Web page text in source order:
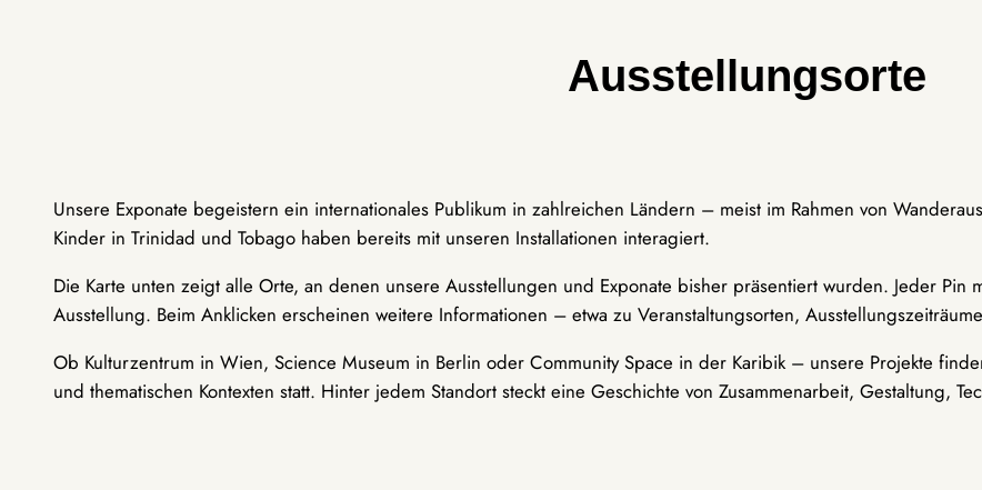
Ausstellungsorte
Unsere Exponate begeistern ein internationales Publikum in zahlreichen Ländern – meist im Rahmen von
Kinder in Trinidad und Tobago haben bereits mit unseren Installationen interagiert.
Die Karte unten zeigt alle Orte, an denen unsere Ausstellungen und Exponate bisher präsentiert wurden. Jeder
Ausstellung. Beim Anklicken erscheinen weitere Informationen – etwa zu Veranstaltungsorten,
Ob Kulturzentrum in Wien, Science Museum in Berlin oder Community Space in der Karibik – unsere Projekte
und thematischen Kontexten statt. Hinter jedem Standort steckt eine Geschichte von Zusammenarbeit, Gestaltung,